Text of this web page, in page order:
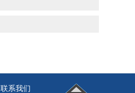
联系我们